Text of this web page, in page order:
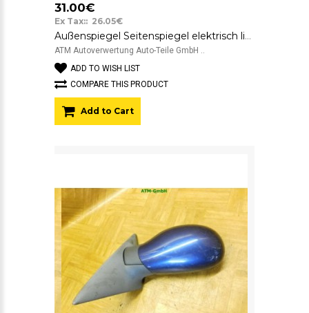
31.00€
Ex Tax:: 26.05€
Außenspiegel Seitenspiegel elektrisch links Renault Laguna unlackiert 872035
ATM Autoverwertung Auto-Teile GmbH ..
ADD TO WISH LIST
COMPARE THIS PRODUCT
Add to Cart